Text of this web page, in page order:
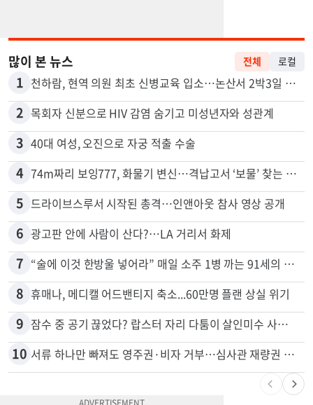
많이 본 뉴스 전체 로컬
1 천하람, 현역 의원 최초 신병교육 입소…논산서 2박3일 생활
2 목회자 신분으로 HIV 감염 숨기고 미성년자와 성관계
3 40대 여성, 오진으로 자궁 적출 수술
4 74m짜리 보잉777, 화물기 변신…격납고서 ‘보물’ 찾는 인천공항
5 드라이브스루서 시작된 총격…인앤아웃 참사 영상 공개
6 광고판 안에 사람이 산다?…LA 거리서 화제
7 “술에 이것 한방울 넣어라” 매일 소주 1병 까는 91세의 철칙
8 휴매나, 메디캘 어드밴티지 축소...60만명 플랜 상실 위기
9 잠수 중 공기 끊었다? 랍스터 자리 다툼이 살인미수 사건으로
10 서류 하나만 빠져도 영주권·비자 거부…심사관 재량권 대폭 확대